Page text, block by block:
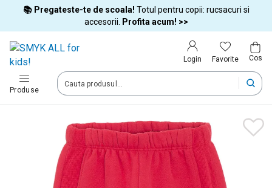
📚 Pregateste-te de scoala! Totul pentru copii: rucsacuri si
accesorii.
Profita acum! >>
Login Favorite Cos
Produse
Tara si limba
Alege tara si treci la cumparaturi
România (Romania)
Livram comenzile tale in tara selectata.
Română